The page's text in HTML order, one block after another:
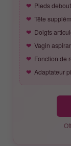
Pieds debout
Tête
Doigts
Vagin
Fonction de
Adaptateur